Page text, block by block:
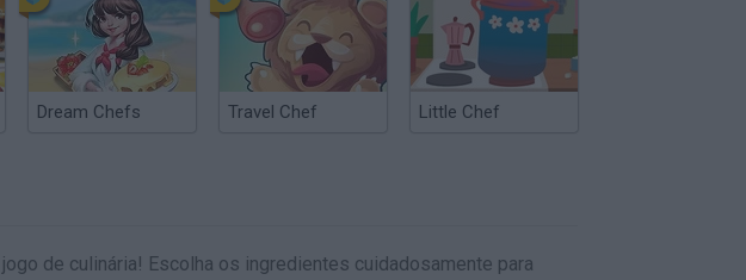
Dream Chefs Travel Chef Little Chef
de culinária! Escolha os ingredientes cuidadosamente para